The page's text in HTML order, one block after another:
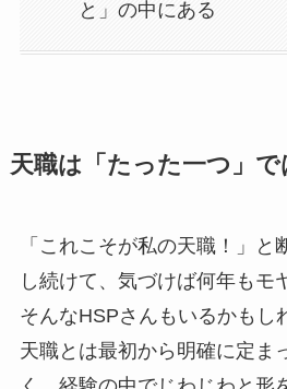
と」の中にある
天職は「たった一つ」
「これこそが私の天職！」と
し続けて、気づけば何年も
そんなHSPさんもいるかもし
天職とは最初から明確に定ま